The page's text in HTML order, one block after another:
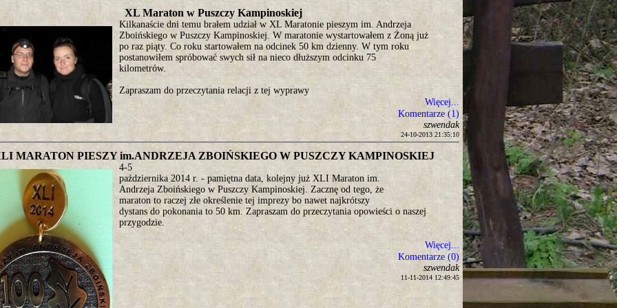
XL Maraton w Puszczy Kampinoskiej
Kilkanaście dni temu brałem udział w XL Maratonie pieszym im. Andrzeja
Zboińskiego w Puszczy Kampinoskiej. W maratonie wystartowałem z Żoną już
po raz piąty. Co roku startowałem na odcinek 50 km dzienny. W tym roku
postanowiłem spróbować swych sił na nieco dłuższym odcinku 75
kilometrów.
Zapraszam do przeczytania relacji z tej wyprawy
Więcej...
Komentarze (1)
szwendak
24-10-2013 21:35:10
MARATON PIESZY im.ANDRZEJA ZBOIŃSKIEGO W PUSZCZY KAMPINOSKIEJ
4-5
października 2014 r. - pamiętna data, kolejny już XLI Maraton im.
Andrzeja Zboińskiego w Puszczy Kampinoskiej. Zacznę od tego, że
maraton to raczej złe określenie tej imprezy bo nawet najkrótszy
dystans do pokonania to 50 km. Zapraszam do przeczytania opowieści o naszej
przygodzie.
Więcej...
Komentarze (0)
szwendak
11-11-2014 12:49:45